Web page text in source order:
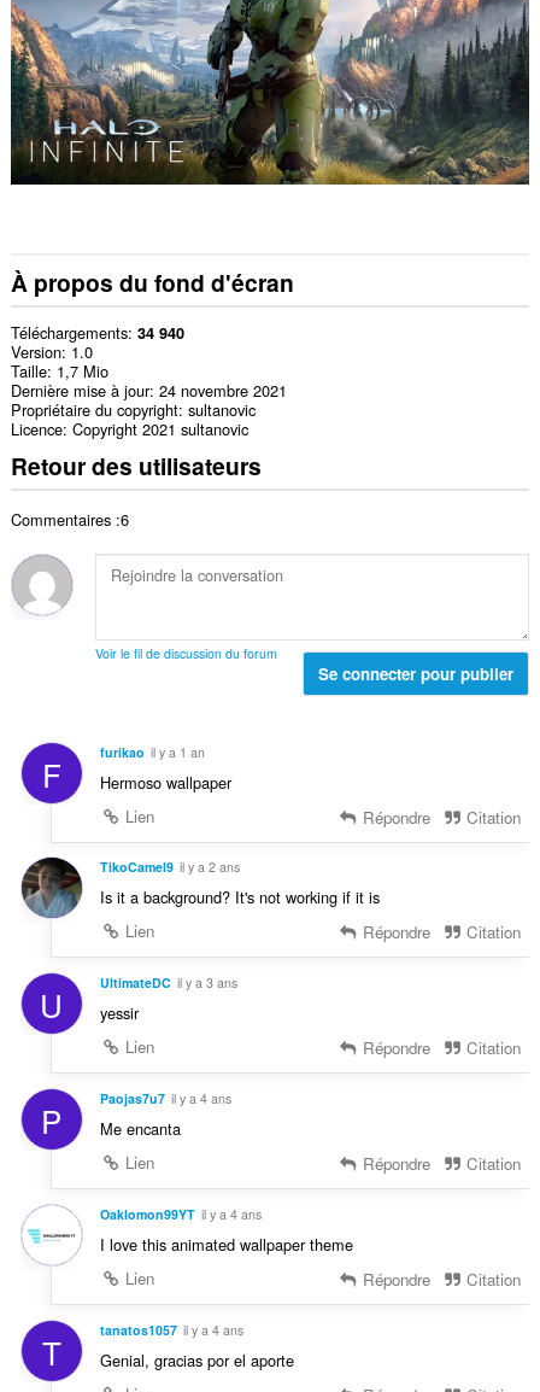
À propos du fond d'écran
Téléchargements 34 940
Version 1.0
Taille 1,7 Mio
Dernière mise à jour 24 novembre 2021
Propriétaire du copyright sultanovic
Licence Copyright 2021 sultanovic
Retour des utilisateurs
Commentaires :6
Voir le fil de discussion du forum
Se connecter pour publier
F furikao il y a 1 an
Hermoso wallpaper
Lien
Répondre Citation
TikoCamel9 il y a 2 ans
Is it a background? It's not working if it is
Lien
Répondre Citation
U UltimateDC il y a 3 ans
yessir
Lien
Répondre Citation
P Paojas7u7 il y a 4 ans
Me encanta
Lien
Répondre Citation
Oaklomon99YT il y a 4 ans
I love this animated wallpaper theme
Lien
Répondre Citation
T tanatos1057 il y a 4 ans
Genial, gracias por el aporte